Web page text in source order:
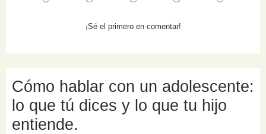
¡Sé el primero en comentar!
Cómo hablar con un adolescente:
lo que tú dices y lo que tu hijo
entiende.